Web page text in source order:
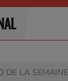
DE LA SEMAINE